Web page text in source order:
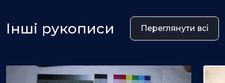
Інші рукописи Переглянути всі